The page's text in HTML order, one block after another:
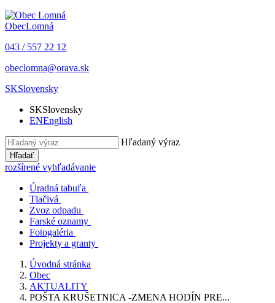
ObecLomná
043 / 557 22 12
obeclomna@orava.sk
SKSlovensky
SKSlovensky
ENEnglish
Hľadaný výraz
Hľadať
rozšírené vyhľadávanie
Úradná tabuľa
Tlačivá
Zvoz odpadu
Farské oznamy
Fotogaléria
Projekty a granty
Úvodná stránka
Obec
AKTUALITY
POŠTA KRUŠETNICA -ZMENA HODÍN PRE...